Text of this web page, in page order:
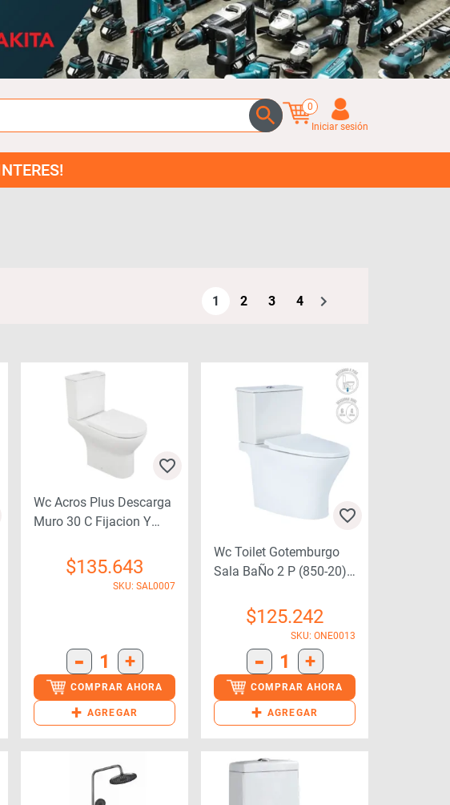
0
Iniciar sesión
1 2 3 4
Wc Acros Plus Descarga
Muro 30 C Fijacion Y
$135.643
SKU: SAL0007
- 1 +
COMPRAR AHORA
+ AGREGAR
Wc Toilet Gotemburgo
Sala BaÑo 2 P (850-20)
$125.242
SKU: ONE0013
- 1 +
COMPRAR AHORA
+ AGREGAR